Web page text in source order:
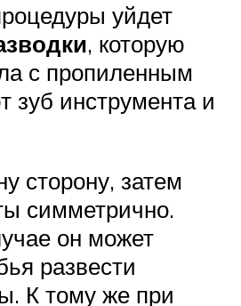
уйдет
, которую
с пропиленным
инструмента и
сторону, затем
симметрично.
он может
развести
К тому же при